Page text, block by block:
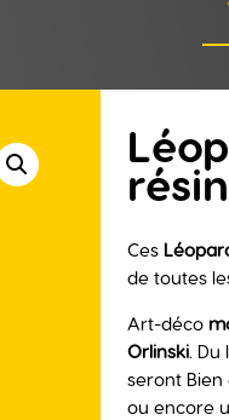
Ces
de toutes
Art-déco
Orlinski. Du
seront
ou encore